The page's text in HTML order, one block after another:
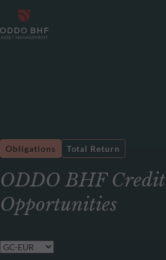
ODDO BHF Credit
Opportunities
Obligations Total Return